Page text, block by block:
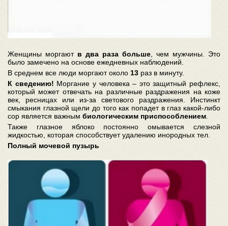
Женщины моргаютв два раза больше , чем мужчины. Это
было замечено на основе ежедневных наблюдений.
В среднем все люди моргают около 13 раз в минуту.
К сведению! Моргание у человека – это защитный рефлекс,
который может отвечать на различные раздражения на коже
век, ресницах или из-за светового раздражения. Инстинкт
смыкания глазной щели до того как попадет в глаз какой-либо
сор является важным биологическим приспособлением
Также глазное яблоко постоянно омывается слезной
жидкостью, которая способствует удалению инородных тел.
Полный мочевой пузырь